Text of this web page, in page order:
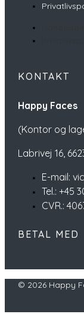
KONTAKT
Happy Faces
(Kontor og
Labrivej 16,
E-mail:
Tel.: +45
CVR.:
BETAL MED
© 2026 Happy